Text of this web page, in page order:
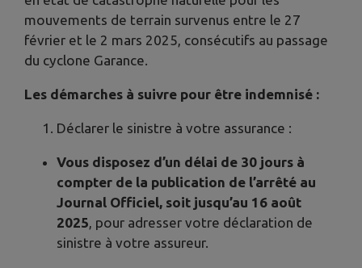
mouvements de terrain survenus entre le 27
février et le 2 mars 2025, consécutifs au passage
du cyclone Garance.
Les démarches à suivre pour être indemnisé :
Déclarer le sinistre à votre assurance :
Vous disposez d’un délai de 30 jours à
compter de la publication de l’arrêté au
Journal Officiel, soit jusqu’au 16 août
2025, pour adresser votre déclaration de
sinistre à votre assureur.